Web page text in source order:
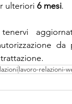
ulteriori 6 mesi.
lavoro-relazioni-